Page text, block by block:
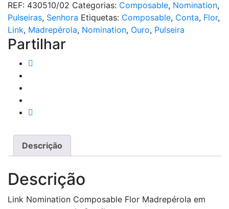
Flor
Madrepérola
REF: 430510/02 Categorias: Composable, Nomination,
Pulseiras, Senhora Etiquetas: Composable, Conta, Flor,
Link, Madrepérola, Nomination, Ouro, Pulseira
Partilhar
Descrição
Descrição
Link Nomination Composable Flor Madrepérola em